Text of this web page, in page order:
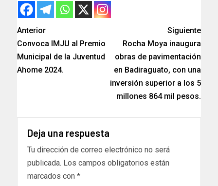
Anterior
Convoca IMJU al Premio
Municipal de la Juventud
Ahome 2024.
Siguiente
Rocha Moya inaugura
obras de pavimentación
en Badiraguato, con una
inversión superior a los 5
millones 864 mil pesos.
Deja una respuesta
Tu dirección de correo electrónico no será
publicada. Los campos obligatorios están
marcados con *